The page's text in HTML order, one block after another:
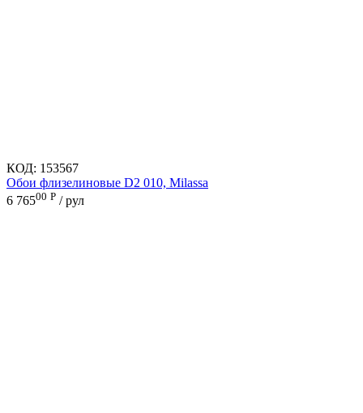
КОД: 153567
Обои флизелиновые D2 010, Milassa
6 76500 Р / рул